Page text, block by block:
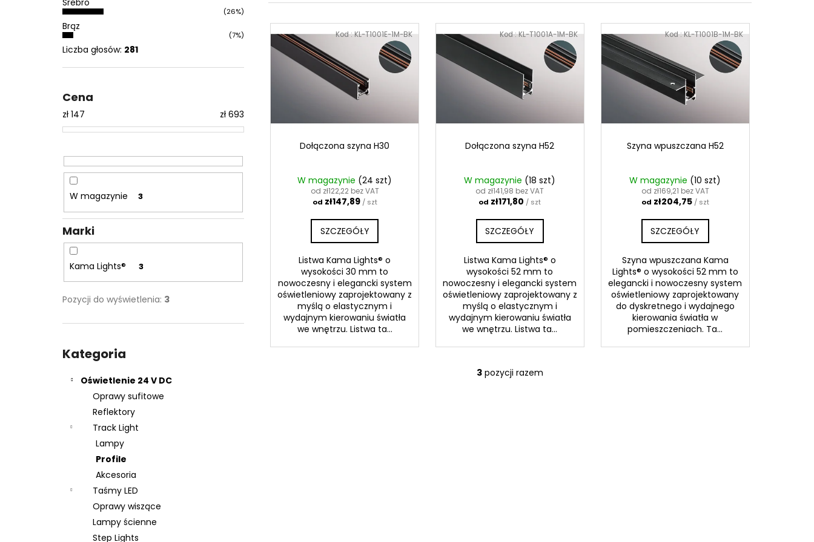
Srebro
(26%)
Brąz
(7%)
Liczba głosów: 281
Cena
zł 147 zł 693
W magazynie 3
Marki
Kama Lights® 3
Pozycji do wyświetlenia: 3
kategorie
Kategoria
Oświetlenie 24 V DC
Oprawy sufitowe
Reflektory
Track Light
Lampy
Profile
Akcesoria
Taśmy LED
Oprawy wiszące
Lampy ścienne
Step Lights
o
w
p
L
i
s
Dołączona szyna H30
W magazynie (24 szt)
od zł122,22 bez VAT
od zł147,89 / szt
SZCZEGÓŁY
Listwa Kama Lights® o
wysokości 30 mm to
nowoczesny i elegancki system
oświetleniowy zaprojektowany z
myślą o elastycznym i
wydajnym kierowaniu światła
we wnętrzu. Listwa ta...
Kod :KL-T1001E-1M-BK
Dołączona szyna H52
W magazynie (18 szt)
od zł141,98 bez VAT
od zł171,80 / szt
SZCZEGÓŁY
Listwa Kama Lights® o
wysokości 52 mm to
nowoczesny i elegancki system
oświetleniowy zaprojektowany z
myślą o elastycznym i
wydajnym kierowaniu światła
we wnętrzu. Listwa ta...
Kod :KL-T1001A-1M-BK
Szyna wpuszczana H52
W magazynie (10 szt)
od zł169,21 bez VAT
od zł204,75 / szt
SZCZEGÓŁY
Szyna wpuszczana Kama
Lights® o wysokości 52 mm to
elegancki i nowoczesny system
oświetleniowy zaprojektowany
do dyskretnego i wydajnego
kierowania światła w
pomieszczeniach. Ta...
Kod :KL-T1001B-1M-BK
K
3 pozycji razem